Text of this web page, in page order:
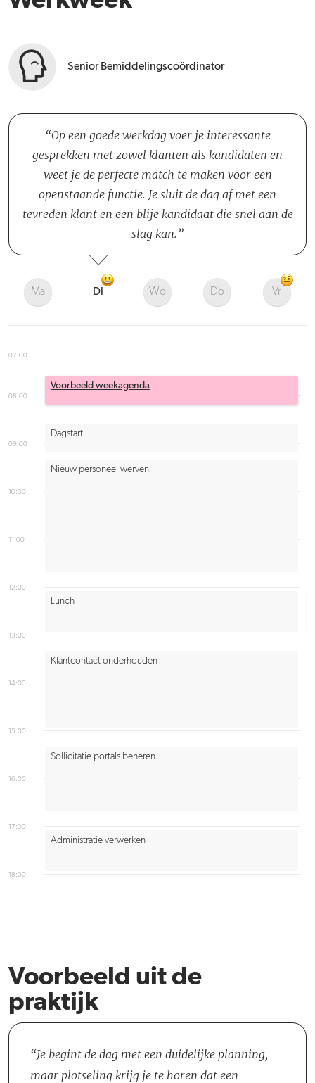
Senior Bemiddelingscoördinator
Op een goede werkdag voer je interessante
gesprekken met zowel klanten als kandidaten en
weet je de perfecte match te maken voor een
openstaande functie. Je sluit de dag af met een
tevreden klant en een blije kandidaat die snel aan de
slag kan.
Ma Di Wo Do Vr
07:00
08:00
09:00
10:00
11:00
12:00
13:00
14:00
15:00
16:00
17:00
18:00
Lunch
Dagstart
Nieuw personeel werven
Klantcontact onderhouden
Administratie verwerken
Sollicitatie portals beheren
Voorbeeld weekagenda
Voorbeeld uit de
praktijk
Je begint de dag met een duidelijke planning,
maar plotseling krijg je te horen dat een